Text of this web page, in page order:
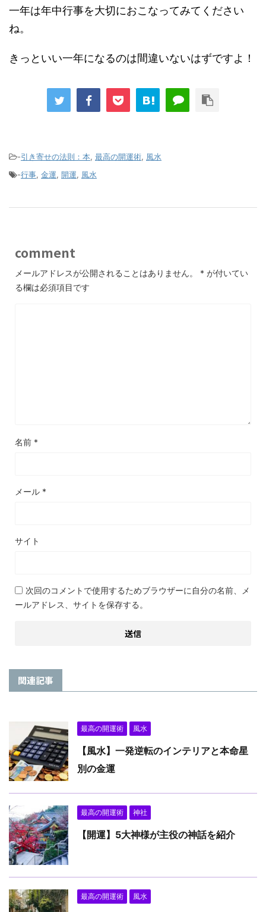
一年は年中行事を大切におこなってみてください
ね。
きっといい一年になるのは間違いないはずですよ！
-引き寄せの法則：本, 最高の開運術, 風水
-行事, 金運, 開運, 風水
comment
メールアドレスが公開されることはありません。 * が付いてい
る欄は必須項目です
名前 *
メール *
サイト
次回のコメントで使用するためブラウザーに自分の名前、メ
ールアドレス、サイトを保存する。
関連記事
最高の開運術 風水
【風水】一発逆転のインテリアと本命星
別の金運
最高の開運術 神社
【開運】5大神様が主役の神話を紹介
最高の開運術 風水